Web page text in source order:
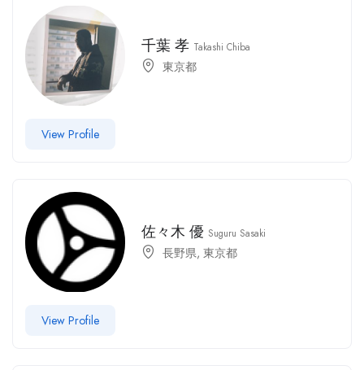
千葉 孝 Takashi Chiba
東京都
View Profile
佐々木 優 Suguru Sasaki
長野県,東京都
View Profile